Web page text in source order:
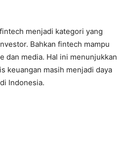
menjadi kategori yang
Bahkan fintech mampu
dan media. Hal ini menunjukkan
keuangan masih menjadi daya
Indonesia.